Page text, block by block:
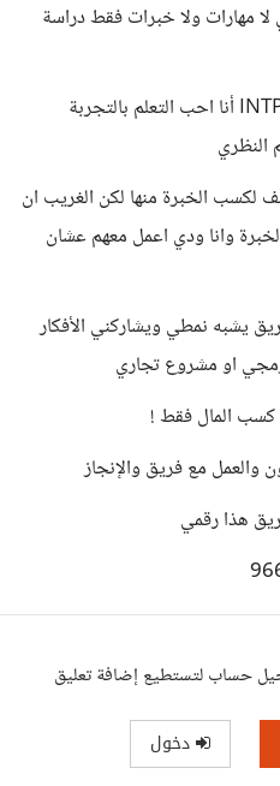
لا مهارات ولا خبرات فقط دراسة
بصفتي من اصحاب نمط INTP-T أنا احب التعلم بالتجربة
النظري
لكسب الخبرة منها لكن الغريب ان
وانا ودي اعمل معهم عشان
يشبه نمطي ويشاركني الأفكار
او مشروع تجاري
كسب المال فقط !
والعمل مع فريق والإنجاز
هذا رقمي
حساب لتستطيع إضافة تعليق
دخول